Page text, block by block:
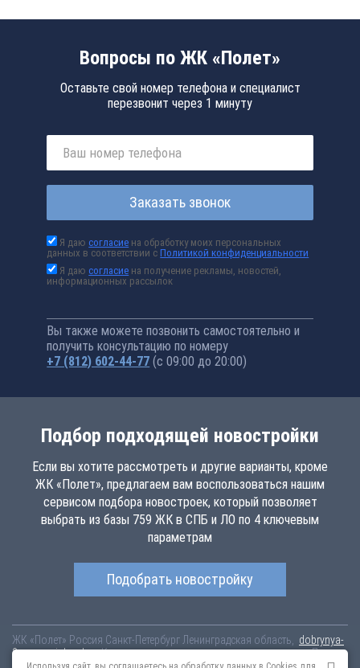
Вопросы по ЖК «Полет»
Оставьте свой номер телефона и специалист
перезвонит через 1 минуту
Заказать звонок
Я даюсогласие на обработку моих персональных
данных в соответствии сПолитикой конфиденциальности
Я даюсогласие на получение рекламы, новостей,
информационных рассылок
Вы также можете позвонить самостоятельно и
получить консультацию по номеру
+7 (812) 602-44-77 (с 09:00 до 20:00)
Подбор подходящей новостройки
Если вы хотите рассмотреть и другие варианты, кроме
ЖК «Полет», предлагаем вам воспользоваться нашим
сервисом подбора новостроек, который позволяет
выбрать из базы 759 ЖК в СПБ и ЛО по 4 ключевым
параметрам
Подобрать новостройку
ЖК «Полет» Россия Санкт-Петербург Ленинградская область,
dobrynya-
3.novopoisk.spb.ruКупить квартиру в новом жилом комплексе «Полет»